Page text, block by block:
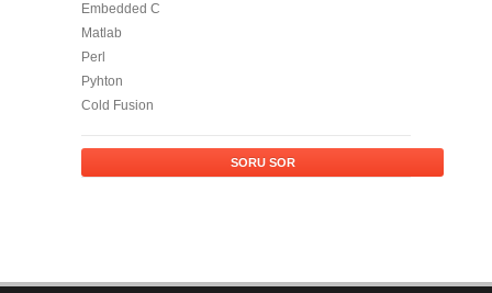
Embedded C
Matlab
Perl
Pyhton
Cold Fusion
SORU SOR